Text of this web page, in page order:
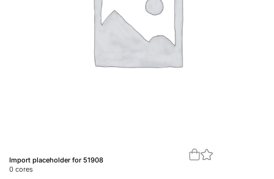
Import placeholder for 51908
0 cores